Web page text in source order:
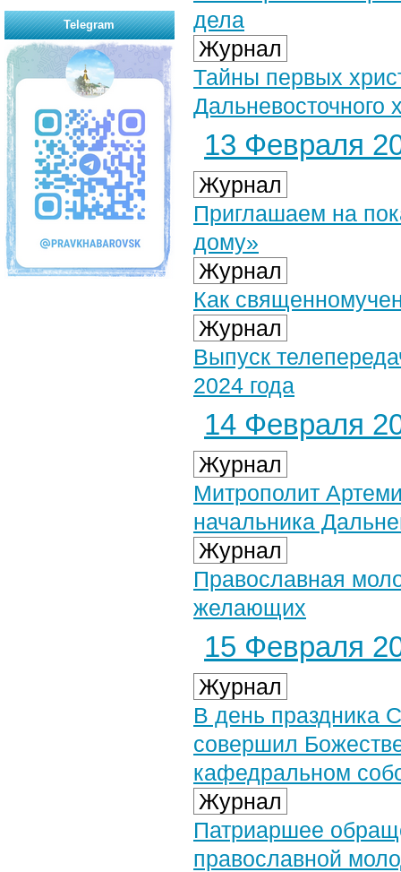
дела
Журнал
Тайны первых
Дальневосточного
13 Февраля
Журнал
Приглашаем на
дому»
Журнал
Как
Журнал
Выпуск
2024 года
14 Февраля
Журнал
Митрополит
начальника
Журнал
Православная
желающих
15 Февраля
Журнал
В день праздника
совершил
кафедральном
Журнал
Патриаршее
православной
Telegram